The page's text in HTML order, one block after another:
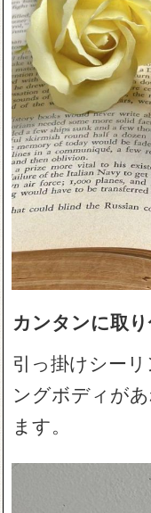
カンタンに取
引っ掛けシー
ングボディが
ます。